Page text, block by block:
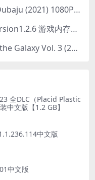
迪拜的女孩 Dziewczyny z Dubaju (2021) 1080P 中字
IOS 越狱软件iMemScan version1.2.6 游戏内存修改器
银河护卫队3 Guardians of the Galaxy Vol. 3 (2023)4K高清资源1080p只分享精品
全DLC（Placid Plastic
中文版【1.2 GB】
中文版
中文版